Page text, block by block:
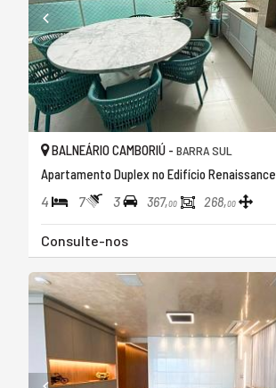
BALNEÁRIO CAMBORIÚ - BARRA SUL
Apartamento Duplex no Edifício Renaissance
4 7 3 367,00 268,00
Consulte-nos